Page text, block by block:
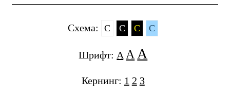
Cхема: C C C C
Шрифт: A A A
Кернинг: 1 2 3